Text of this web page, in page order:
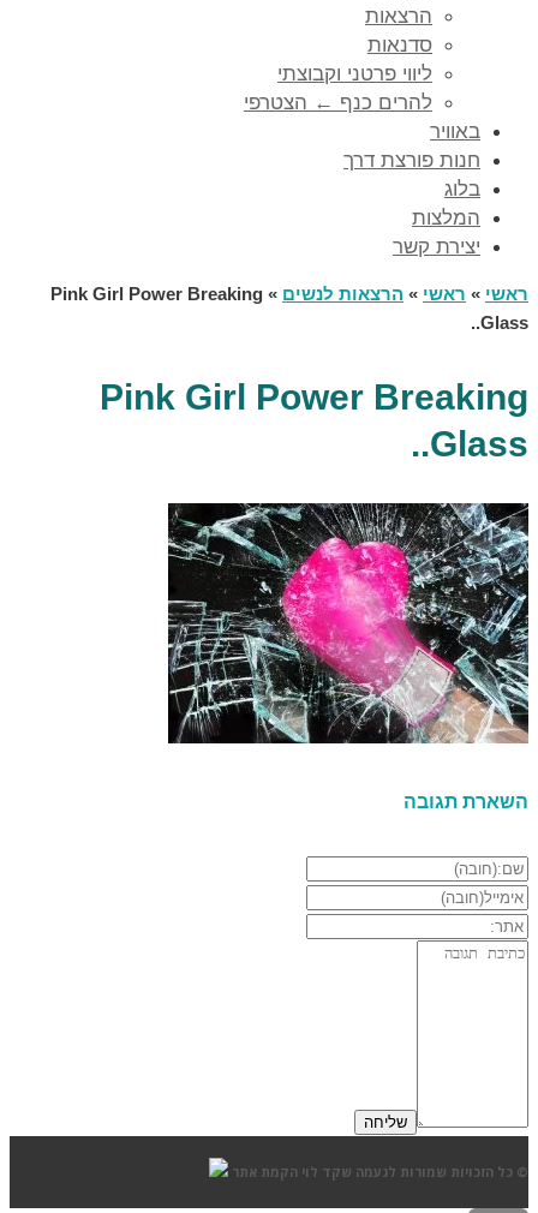
הרצאות
סדנאות
ליווי פרטני וקבוצתי
להרים כנף ← הצטרפי
באוויר
חנות פורצת דרך
בלוג
המלצות
יצירת קשר
ראשי » ראשי » הרצאות לנשים »
Pink Girl Power Breaking
Glass..
Pink Girl Power Breaking
Glass..
השארת תגובה
© כל הזכויות שמורות לנעמה שקד לוי הקמת אתר